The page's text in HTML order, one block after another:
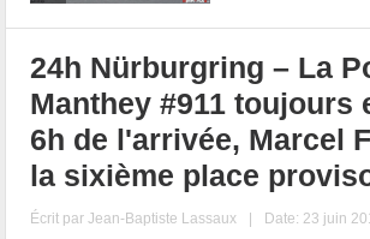
24h Nürburgring – La
Manthey #911 toujours
6h de l'arrivée, Marcel
la sixième place
Écrit parJean-Baptiste Lassaux | Date: 23 juin